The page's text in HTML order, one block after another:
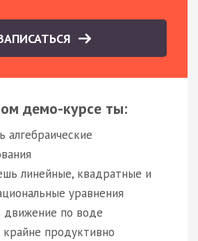
демо-курсе ты:
алгебраические
линейные, квадратные и
уравнения
по воде
продуктивно